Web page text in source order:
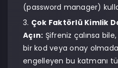
(password manager)
Çok Faktörlü Kimlik
Açın: Şifreniz çalınsa
bir kod veya onay
engelleyen bu katmanı